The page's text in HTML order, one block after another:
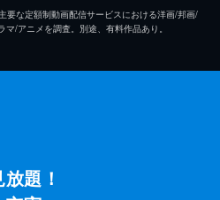
な定額制動画配信サービスにおける洋画/邦画/
/アニメを調査。別途、有料作品あり。
題！